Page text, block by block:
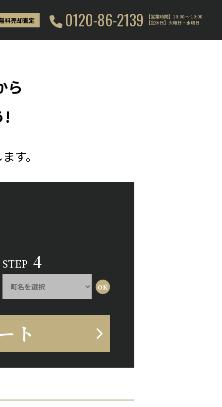
料売却査定 0120-86-2139
【営業時間】10:00 〜 19:00
【定休日】火曜日・水曜日
ら
!
す。
STEP 4
ト